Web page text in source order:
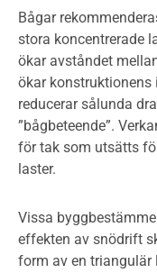
Bågar
stora koncentrerade
ökar avståndet
ökar konstruktionens
reducerar sålunda
”bågbeteende”.
för tak som utsätts
laster.
Vissa
effekten av snödrift
form av en triangulär